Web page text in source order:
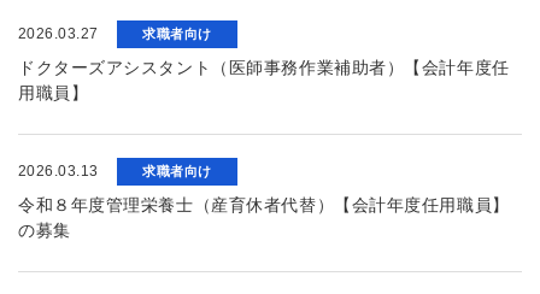
2026.03.27 求職者向け
ドクターズアシスタント（医師事務作業補助者）【会計年度任
用職員】
2026.03.13 求職者向け
令和８年度管理栄養士（産育休者代替）【会計年度任用職員】
の募集